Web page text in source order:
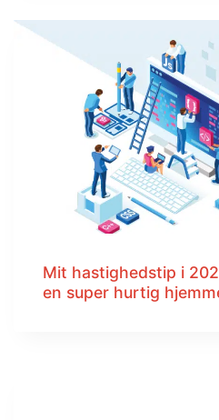
Mit hastighedstip i
en super hurtig